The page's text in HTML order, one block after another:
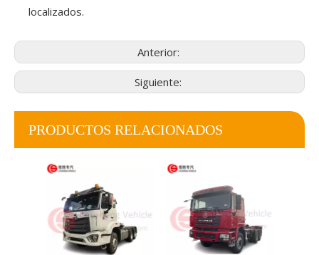
localizados.
Anterior:
Siguiente:
PRODUCTOS RELACIONADOS